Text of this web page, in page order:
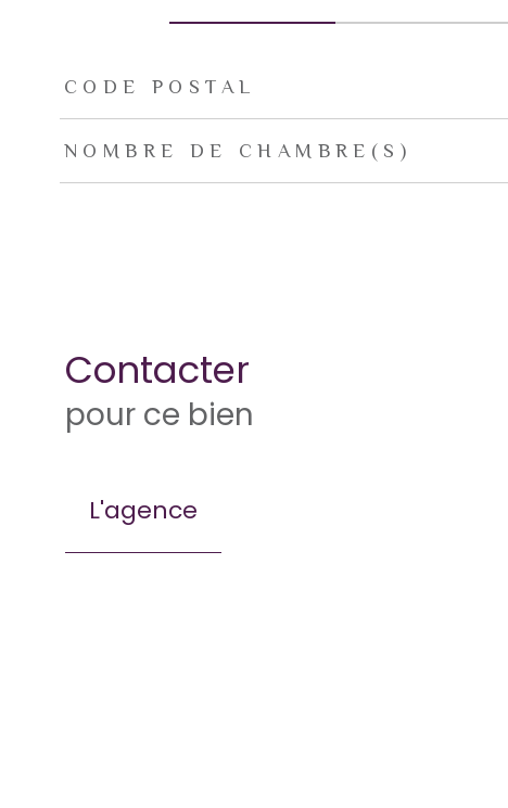
TRAD_ZEPHYR_Caracteristique
CODE POSTAL
NOMBRE DE CHAMBRE(S)
Contacter
pour ce bien
L'agence